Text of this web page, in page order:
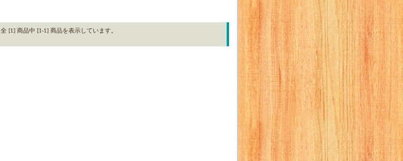
全 [1] 商品中 [1-1] 商品を表示しています。